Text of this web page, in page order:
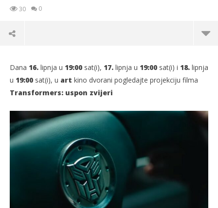
30 0
TRENUTNO OTVORENO
Projekcija filma – Transformers: uspon zvijeri
Dana 16. lipnja u 19:00 sat(i), 17. lipnja u 19:00 sat(i) i 18. lipnja
u 19:00 sat(i), u art kino dvorani pogledajte projekciju filma
Transformers: uspon zvijeri